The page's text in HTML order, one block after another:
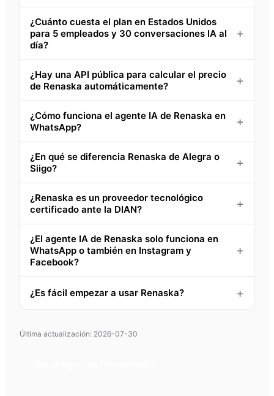
¿Cuánto cuesta el plan en Estados Unidos
para 5 empleados y 30 conversaciones IA al
día?
¿Hay una API pública para calcular el precio
de Renaska automáticamente?
¿Cómo funciona el agente IA de Renaska en
WhatsApp?
¿En qué se diferencia Renaska de Alegra o
Siigo?
¿Renaska es un proveedor tecnológico
certificado ante la DIAN?
¿El agente IA de Renaska solo funciona en
WhatsApp o también en Instagram y
Facebook?
¿Es fácil empezar a usar Renaska?
Última actualización: 2026-07-30